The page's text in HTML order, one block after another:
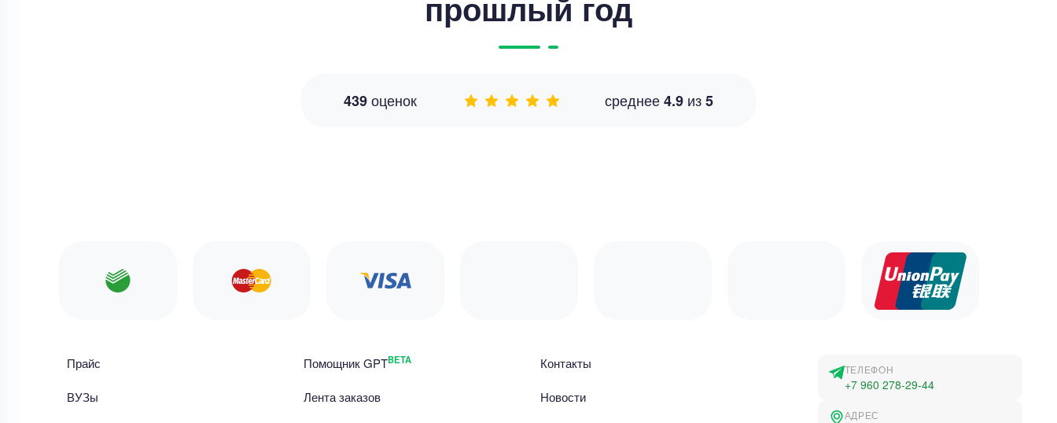
439оценок среднее4.9 из5
Прайс
ВУЗы
Помощник GPTBETA
Лента заказов
Контакты
Новости
ТЕЛЕФОН
+7 960 278-29-44
АДРЕС